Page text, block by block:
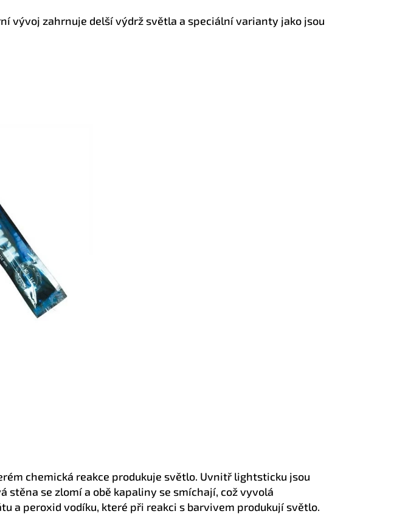
vývoj zahrnuje delší výdrž světla a speciální varianty jako jsou
chemická reakce produkuje světlo. Uvnitř lightsticku jsou
stěna se zlomí a obě kapaliny se smíchají, což vyvolá
a peroxid vodíku, které při reakci s barvivem produkují světlo.